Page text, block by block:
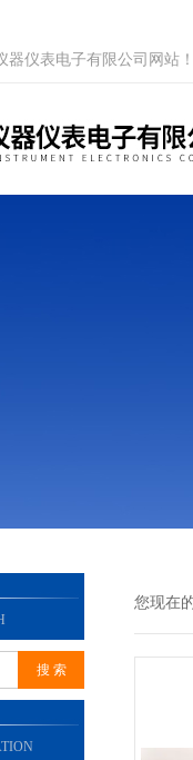
器仪表电子有限公司网站
您现在